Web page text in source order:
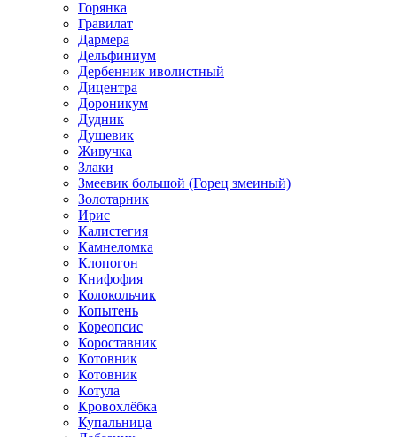
Горянка
Гравилат
Дармера
Дельфиниум
Дербенник иволистный
Дицентра
Дороникум
Дудник
Душевик
Живучка
Злаки
Змеевик большой (Горец змеиный)
Золотарник
Ирис
Калистегия
Камнеломка
Клопогон
Книфофия
Колокольчик
Копытень
Кореопсис
Короставник
Котовник
Котовник
Котула
Кровохлёбка
Купальница